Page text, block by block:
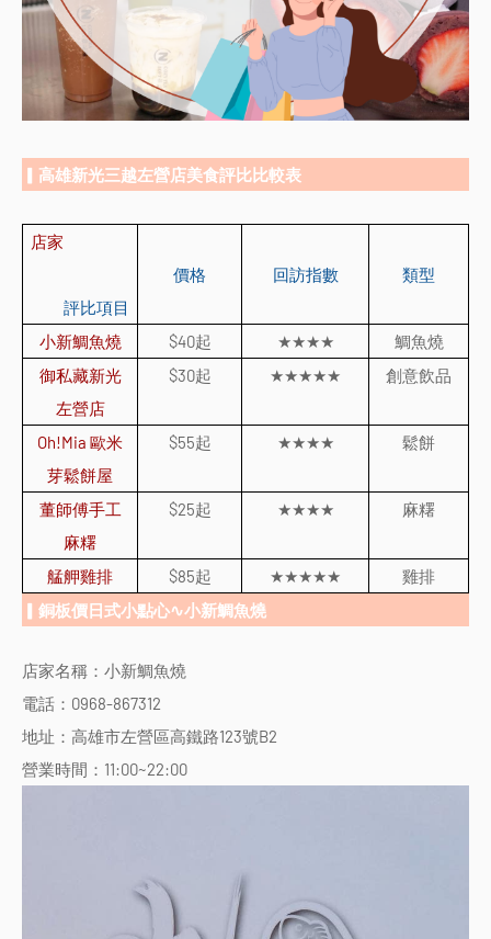
▎高雄新光三越左營店美食評比比較表
店家
評比項目
價格 回訪指數 類型
小新鯛魚燒 $40起 ★★★★
鯛魚燒
御私藏新光
左營店
$30起 ★★★★★ 創意飲品
Oh!Mia 歐米
芽鬆餅屋
$55起 ★★★★ 鬆餅
董師傅手工
麻糬
$25起 ★★★★ 麻糬
艋舺雞排 $85起 ★★★★★
雞排
▎銅板價日式小點心∿小新鯛魚燒
店家名稱：小新鯛魚燒
電話：0968-867312
地址：高雄市左營區高鐵路123號B2
營業時間：11:00~22:00